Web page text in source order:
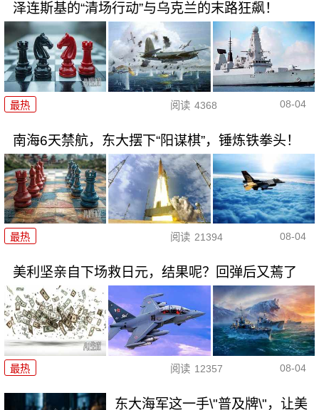
泽连斯基的“清场行动”与乌克兰的末路狂飙！
最热 阅读 4368 08-04
南海6天禁航，东大摆下“阳谋棋”，锤炼铁拳头！
最热 阅读 21394 08-04
美利坚亲自下场救日元，结果呢？回弹后又蔫了
最热 阅读 12357 08-04
东大海军这一手\"普及牌\"，让美